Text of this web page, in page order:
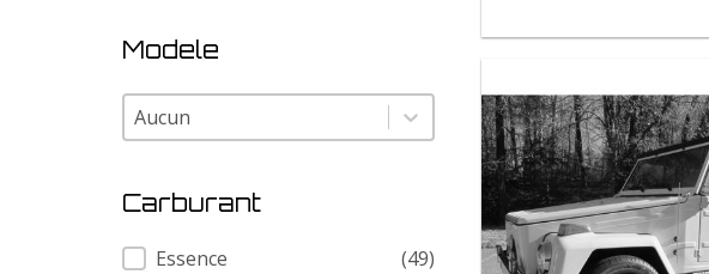
Modele
Modele
Modele
Carburant
Carburant
Essence
(49)